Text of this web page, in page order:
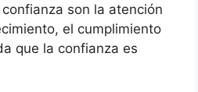
son la atención
el cumplimiento
que la confianza es